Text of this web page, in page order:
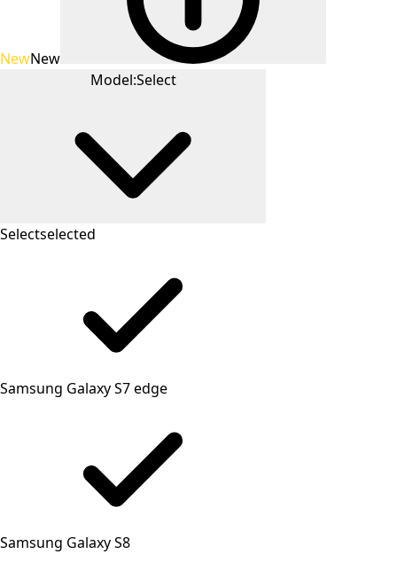
NewNew
Model:Select
Selectselected
Samsung Galaxy S7 edge
Samsung Galaxy S8